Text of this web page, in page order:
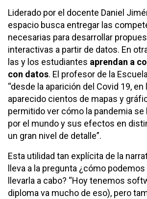
Liderado por el docente Daniel
espacio busca entregar las
necesarias para desarrollar
interactivas a partir de datos. En
las y los estudiantes aprendan a
con datos. El profesor de la
“desde la aparición del Covid 19, en
aparecido cientos de mapas y
permitido ver cómo la pandemia se
por el mundo y sus efectos en
un gran nivel de detalle”.
Esta utilidad tan explícita de la
lleva a la pregunta ¿cómo
llevarla a cabo? “Hoy tenemos
diploma va mucho de eso), pero